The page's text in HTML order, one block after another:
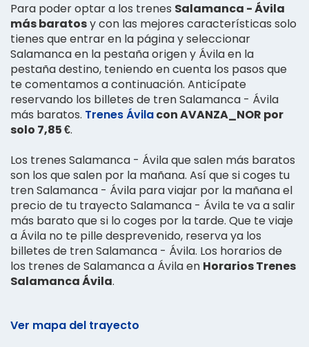
Para poder optar a los trenes Salamanca - Ávila
más baratosy con las mejores características solo
tienes que entrar en la página y seleccionar
Salamanca en la pestaña origen y Ávila en la
pestaña destino, teniendo en cuenta los pasos que
te comentamos a continuación. Anticípate
reservando los billetes de tren Salamanca - Ávila
más baratos. Trenes Ávilacon AVANZA_NOR por
solo 7,85 €.
Los trenes Salamanca - Ávila que salen más baratos
son los que salen por la mañana. Así que si coges tu
tren Salamanca - Ávila para viajar por la mañana el
precio de tu trayecto Salamanca - Ávila te va a salir
más barato que si lo coges por la tarde. Que te viaje
a Ávila no te pille desprevenido, reserva ya los
billetes de tren Salamanca - Ávila. Los horarios de
los trenes de Salamanca a Ávila en Horarios Trenes
Salamanca Ávila.
Ver mapa del trayecto